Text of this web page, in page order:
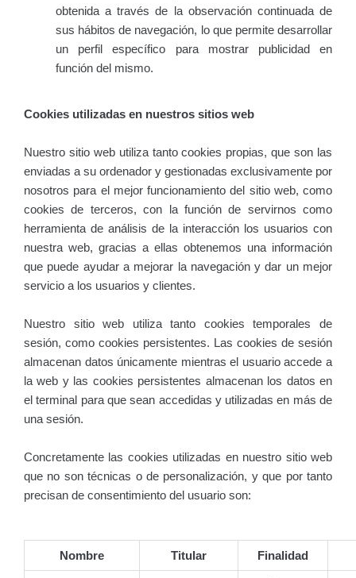
obtenida a través de la observación continuada de
sus hábitos de navegación, lo que permite desarrollar
un perfil específico para mostrar publicidad en
función del mismo.
Cookies utilizadas en nuestros sitios web
Nuestro sitio web utiliza tanto cookies propias, que son las
enviadas a su ordenador y gestionadas exclusivamente por
nosotros para el mejor funcionamiento del sitio web, como
cookies de terceros, con la función de servirnos como
herramienta de análisis de la interacción los usuarios con
nuestra web, gracias a ellas obtenemos una información
que puede ayudar a mejorar la navegación y dar un mejor
servicio a los usuarios y clientes.
Nuestro sitio web utiliza tanto cookies temporales de
sesión, como cookies persistentes. Las cookies de sesión
almacenan datos únicamente mientras el usuario accede a
la web y las cookies persistentes almacenan los datos en
el terminal para que sean accedidas y utilizadas en más de
una sesión.
Concretamente las cookies utilizadas en nuestro sitio web
que no son técnicas o de personalización, y que por tanto
precisan de consentimiento del usuario son:
Nombre Titular Finalidad